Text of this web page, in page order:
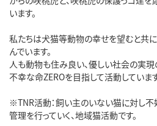
います。
私たちは犬猫等動物の幸せを望むと共
んでいます。
人も動物も住み良い、優しい社会の実現
不幸な命ZEROを目指して活動しています
※TNR活動：飼い主のいない猫に対し
管理を行っていく、地域猫活動です。